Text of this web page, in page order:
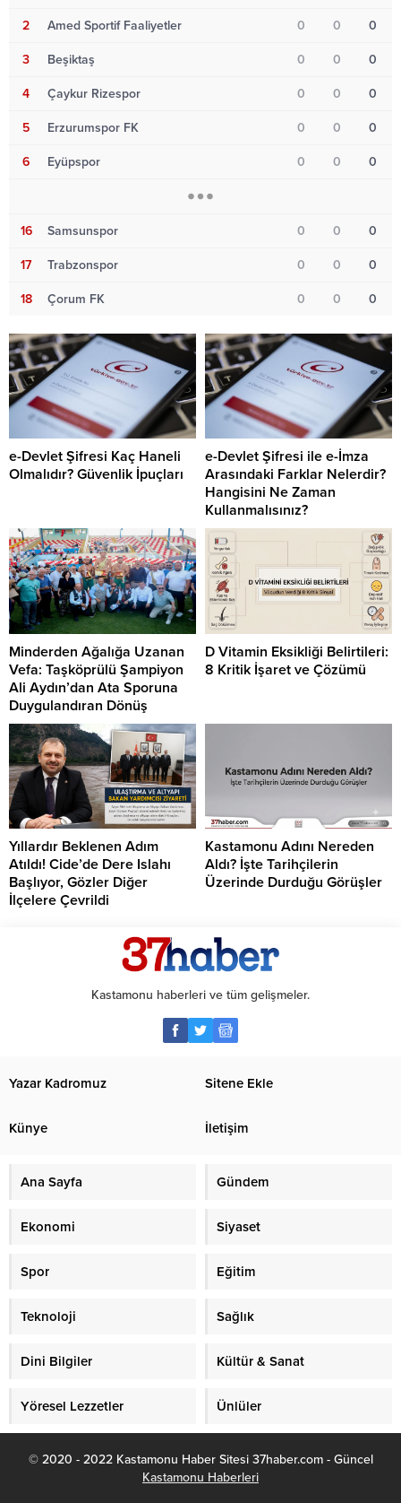
2 Amed Sportif Faaliyetler 0 0 0
3 Beşiktaş 0 0 0
4 Çaykur Rizespor 0 0 0
5 Erzurumspor FK 0 0 0
6 Eyüpspor 0 0 0
16 Samsunspor 0 0 0
17 Trabzonspor 0 0 0
18 Çorum FK 0 0 0
e-Devlet Şifresi Kaç Haneli
Olmalıdır? Güvenlik İpuçları
e-Devlet Şifresi ile e-İmza
Arasındaki Farklar Nelerdir?
Hangisini Ne Zaman
Kullanmalısınız?
Minderden Ağalığa Uzanan
Vefa: Taşköprülü Şampiyon
Ali Aydın’dan Ata Sporuna
Duygulandıran Dönüş
D Vitamin Eksikliği Belirtileri:
8 Kritik İşaret ve Çözümü
Yıllardır Beklenen Adım
Atıldı! Cide’de Dere Islahı
Başlıyor, Gözler Diğer
İlçelere Çevrildi
Kastamonu Adını Nereden
Aldı? İşte Tarihçilerin
Üzerinde Durduğu Görüşler
Kastamonu haberleri ve tüm gelişmeler.
Yazar Kadromuz Sitene Ekle
Künye İletişim
Ana Sayfa Gündem
Ekonomi Siyaset
Spor Eğitim
Teknoloji Sağlık
Dini Bilgiler Kültür & Sanat
Yöresel Lezzetler Ünlüler
© 2020 - 2022 Kastamonu Haber Sitesi 37haber.com - Güncel
Kastamonu Haberleri